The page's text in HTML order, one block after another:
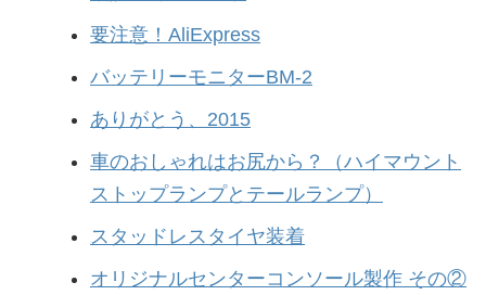
要注意！AliExpress
バッテリーモニターBM-2
ありがとう、2015
車のおしゃれはお尻から？（ハイマウント
ストップランプとテールランプ）
スタッドレスタイヤ装着
オリジナルセンターコンソール製作 その②